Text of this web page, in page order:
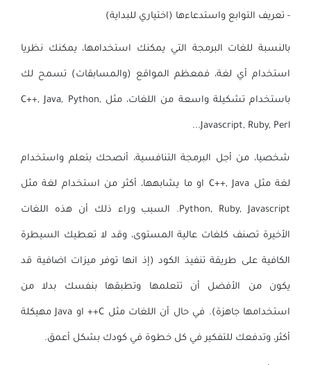
- تعريف التوابع واستدعاءها (اختياري للبداية)
بالنسبة للغات البرمجة التي يمكنك استخدامها، يمكنك نظريا
استخدام أي لغة، فمعظم المواقع (والمسابقات) تسمح لك
باستخدام تشكيلة واسعة من اللغات، مثل C++, Java, Python,
Javascript, Ruby, Perl...
شخصيا، من أجل البرمجة التنافسية، أنصحك بتعلم واستخدام
لغة مثل C++, Java او ما يشابهها، أكثر من استخدام لغة مثل
Python, Ruby, Javascript. السبب وراء ذلك أن هذه اللغات
الأخيرة تصنف كلغات عالية المستوى، وقد لا تعطيك السيطرة
الكافية على طريقة تنفيذ الكود (إذ انها توفر ميزات اضافية قد
يكون من الأفضل أن تتعلمها وتطبقها بنفسك بدلا من
استخدامها جاهزة). في حال أن اللغات مثل C++ او Java مهيكلة
أكثر، وتدفعك للتفكير في كل خطوة في كودك بشكل أعمق.